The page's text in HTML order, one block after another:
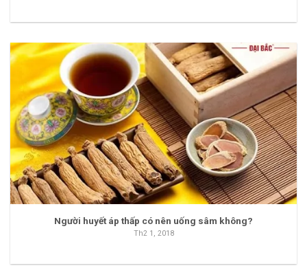
Người huyết áp thấp có nên uống sâm không?
Th2 1, 2018